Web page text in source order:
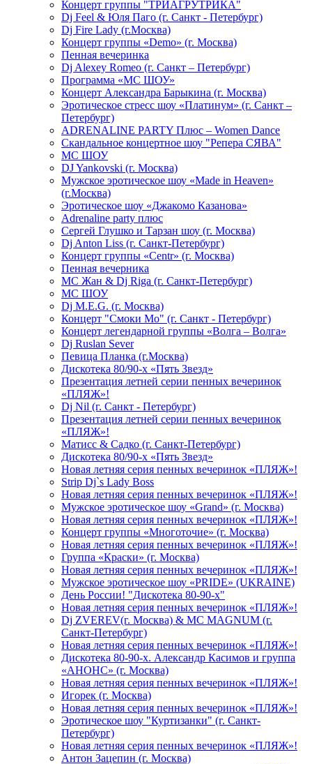
Концерт группы "ТРИАГРУТРИКА"
Dj Feel & Юля Паго (г. Санкт - Петербург)
Dj Fire Lady (г.Москва)
Концерт группы «Demo» (г. Москва)
Пенная вечеринка
Dj Alexey Romeo (г. Санкт – Петербург)
Программа «МС ШОУ»
Концерт Александра Барыкина (г. Москва)
Эротическое стресс шоу «Платинум» (г. Санкт –
Петербург)
ADRENALINE PARTY Плюс – Women Dance
Скандальное концертное шоу "Репера СЯВА"
МС ШОУ
DJ Yankovski (г. Москва)
Мужское эротическое шоу «Made in Heaven»
(г.Москва)
Эротическое шоу «Джакомо Казанова»
Adrenaline party плюс
Сергей Глушко и Тарзан шоу (г. Москва)
Dj Anton Liss (г. Санкт-Петербург)
Концерт группы «Centr» (г. Москва)
Пенная вечерника
МС Жан & Dj Riga (г. Санкт-Петербург)
МС ШОУ
Dj M.E.G. (г. Москва)
Концерт "Смоки Мо" (г. Санкт - Петербург)
Концерт легендарной группы «Волга – Волга»
Dj Ruslan Sever
Певица Планка (г.Москва)
Дискотека 80/90-х «Пять Звезд»
Презентация летней серии пенных вечеринок
«ПЛЯЖ»!
Dj Nil (г. Санкт - Петербург)
Презентация летней серии пенных вечеринок
«ПЛЯЖ»!
Матисс & Садко (г. Санкт-Петербург)
Дискотека 80/90-х «Пять Звезд»
Новая летняя серия пенных вечеринок «ПЛЯЖ»!
Strip Dj`s Lady Boss
Новая летняя серия пенных вечеринок «ПЛЯЖ»!
Мужское эротическое шоу «Grand» (г. Москва)
Новая летняя серия пенных вечеринок «ПЛЯЖ»!
Концерт группы «Многоточие» (г. Москва)
Новая летняя серия пенных вечеринок «ПЛЯЖ»!
Группа «Краски» (г. Москва)
Новая летняя серия пенных вечеринок «ПЛЯЖ»!
Мужское эротическое шоу «PRIDE» (UKRAINE)
День России! "Дискотека 80-90-х"
Новая летняя серия пенных вечеринок «ПЛЯЖ»!
Dj ZVEREV(г. Москва) & MC MAGNUM (г.
Санкт-Петербург)
Новая летняя серия пенных вечеринок «ПЛЯЖ»!
Дискотека 80-90-х. Александр Касимов и группа
«АНОНС» (г. Москва)
Новая летняя серия пенных вечеринок «ПЛЯЖ»!
Игорек (г. Москва)
Новая летняя серия пенных вечеринок «ПЛЯЖ»!
Эротическое шоу "Куртизанки" (г. Санкт-
Петербург)
Новая летняя серия пенных вечеринок «ПЛЯЖ»!
Антон Зацепин (г. Москва)